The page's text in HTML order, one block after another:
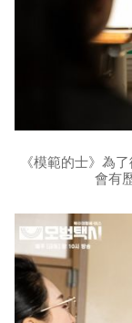
《模範的士》為
會有